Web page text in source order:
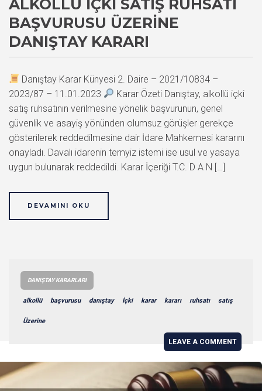
ALKOLLÜ İÇKI SATIŞ RUHSATI
BAŞVURUSU ÜZERINE
DANIŞTAY KARARI
Danıştay Karar Künyesi 2. Daire – 2021/10834 –
2023/87 – 11.01.2023
Karar Özeti Danıştay, alkollü içki
satış ruhsatının verilmesine yönelik başvurunun, genel
güvenlik ve asayiş yönünden olumsuz görüşler gerekçe
gösterilerek reddedilmesine dair İdare Mahkemesi kararını
onayladı. Davalı idarenin temyiz istemi ise usul ve yasaya
uygun bulunarak reddedildi. Karar İçeriği T.C. D A N […]
DEVAMINI OKU
DANIŞTAY KARARLARI
alkollü başvurusu danıştay İçki karar kararı ruhsatı satış
Üzerine
LEAVE A COMMENT